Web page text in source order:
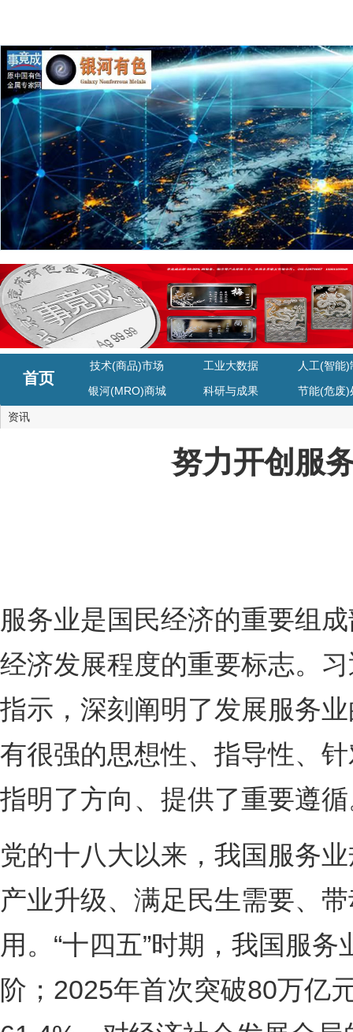
首页
技术(商品)市场 工业大数据
人工(智能)
银河(MRO)商城
科研与成果 节能(危废)
资讯
努力开创服
服务业是国民经济的重要组
经济发展程度的重要标志。
指示，深刻阐明了发展服务
有很强的思想性、指导性、
指明了方向、提供了重要遵
党的十八大以来，我国服务
产业升级、满足民生需要、
用。“十四五”时期，我国服
阶；2025年首次突破80万亿